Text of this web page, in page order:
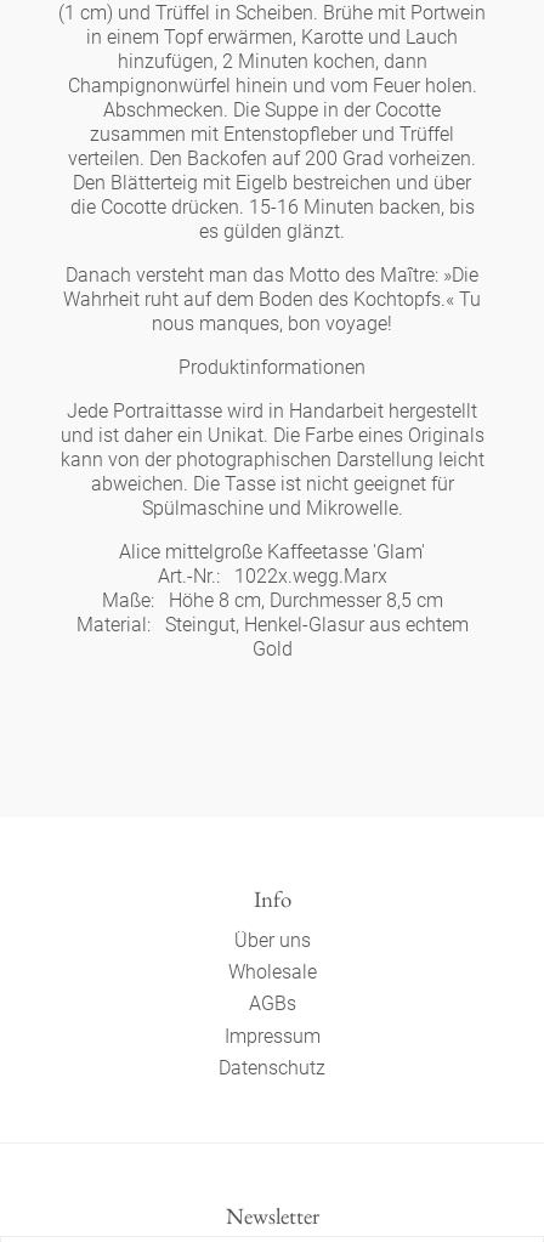
Lange Teller 'de Luxe'
Besteck
noch mehr Figuren
(1 cm) und Trüffel in Scheiben. Brühe mit Portwein
in einem Topf erwärmen, Karotte und Lauch
hinzufügen, 2 Minuten kochen, dann
Champignonwürfel hinein und vom Feuer holen.
Abschmecken. Die Suppe in der Cocotte
zusammen mit Entenstopfleber und Trüffel
verteilen. Den Backofen auf 200 Grad vorheizen.
Den Blätterteig mit Eigelb bestreichen und über
die Cocotte drücken. 15-16 Minuten backen, bis
es gülden glänzt.
Danach versteht man das Motto des Maître: »Die
Wahrheit ruht auf dem Boden des Kochtopfs.« Tu
nous manques, bon voyage!
Produktinformationen
Jede Portraittasse wird in Handarbeit hergestellt
und ist daher ein Unikat. Die Farbe eines Originals
kann von der photogra­phischen Darstellung leicht
abweichen. Die Tasse ist nicht geeignet für
Spülmaschine und Mikrowelle.
Alice mittelgroße Kaffeetasse 'Glam'
Art.-Nr.:1022x.wegg.Marx
Maße:Höhe 8 cm, Durchmesser 8,5 cm
Material:
Steingut, Henkel-Glasur aus echtem
Gold
Info
Über uns
Wholesale
AGBs
Impressum
Datenschutz
Newsletter